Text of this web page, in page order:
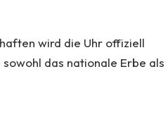
wird die Uhr offiziell
das nationale Erbe als